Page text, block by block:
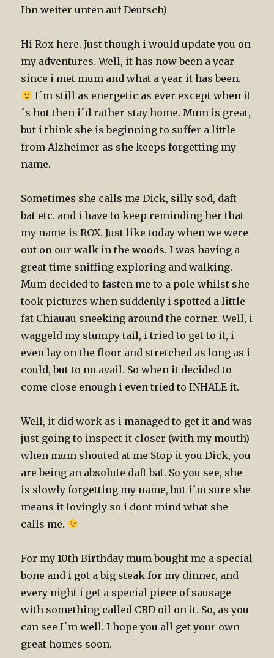
Ihn weiter unten auf Deutsch)
Hi Rox here. Just though i would update you on
my adventures. Well, it has now been a year
since i met mum and what a year it has been.
I´m still as energetic as ever except when it
´s hot then i´d rather stay home. Mum is great,
but i think she is beginning to suffer a little
from Alzheimer as she keeps forgetting my
name.
Sometimes she calls me Dick, silly sod, daft
bat etc. and i have to keep reminding her that
my name is ROX. Just like today when we were
out on our walk in the woods. I was having a
great time sniffing exploring and walking.
Mum decided to fasten me to a pole whilst she
took pictures when suddenly i spotted a little
fat Chiauau sneeking around the corner. Well, i
waggeld my stumpy tail, i tried to get to it, i
even lay on the floor and stretched as long as i
could, but to no avail. So when it decided to
come close enough i even tried to INHALE it.
Well, it did work as i managed to get it and was
just going to inspect it closer (with my mouth)
when mum shouted at me Stop it you Dick, you
are being an absolute daft bat. So you see, she
is slowly forgetting my name, but i´m sure she
means it lovingly so i dont mind what she
calls me.
For my 10th Birthday mum bought me a special
bone and i got a big steak for my dinner, and
every night i get a special piece of sausage
with something called CBD oil on it. So, as you
can see I´m well. I hope you all get your own
great homes soon.